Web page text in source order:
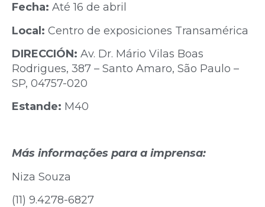
Fecha: Até 16 de abril
Local: Centro de exposiciones Transamérica
DIRECCIÓN: Av. Dr. Mário Vilas Boas
Rodrigues, 387 – Santo Amaro, São Paulo –
SP, 04757-020
Estande: M40
Más informações para a imprensa:
Niza Souza
(11) 9.4278-6827